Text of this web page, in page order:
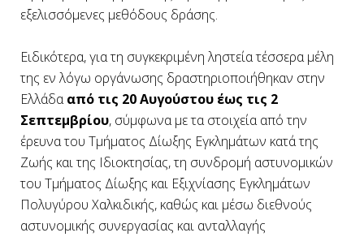
εξελισσόμενες μεθόδους δράσης.
Ειδικότερα, για τη συγκεκριμένη ληστεία τέσσερα μέλη
της εν λόγω οργάνωσης δραστηριοποιήθηκαν στην
Ελλάδααπό τις 20 Αυγούστου έως τις 2
Σεπτεμβρίου, σύμφωνα με τα στοιχεία από την
έρευνα του Τμήματος Δίωξης Εγκλημάτων κατά της
Ζωής και της Ιδιοκτησίας, τη συνδρομή αστυνομικών
του Τμήματος Δίωξης και Εξιχνίασης Εγκλημάτων
Πολυγύρου Χαλκιδικής, καθώς και μέσω διεθνούς
αστυνομικής συνεργασίας και ανταλλαγής